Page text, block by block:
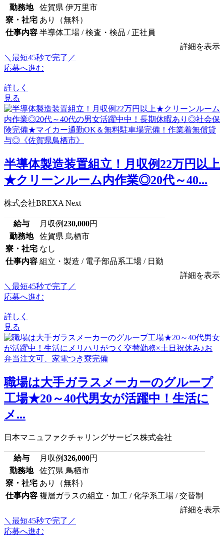
勤務地
佐賀県 伊万里市
寮・社宅 あり（無料）
仕事内容 半導体工場 / 検査・検品 / 正社員
詳細を表示
＼最短45秒で完了／
応募へ進む
詳しく
見る
半導体製造装置組立！月収例22万円以上
★クリーンルーム内作業◎20代～40...
株式会社BREXA Next
給与 月収例230,000円
勤務地
佐賀県 鳥栖市
寮・社宅 なし
仕事内容 組立・製造 / 電子部品系工場 / 日勤
詳細を表示
＼最短45秒で完了／
応募へ進む
詳しく
見る
職場は大手ガラスメーカーのグループ
工場★20～40代男女が活躍中！生活に
メ...
日本マニュファクチャリングサービス株式会社
給与 月収例326,000円
勤務地
佐賀県 鳥栖市
寮・社宅 あり（無料）
仕事内容 複層ガラスの組立・加工 / 化学系工場 / 交替制
詳細を表示
＼最短45秒で完了／
応募へ進む